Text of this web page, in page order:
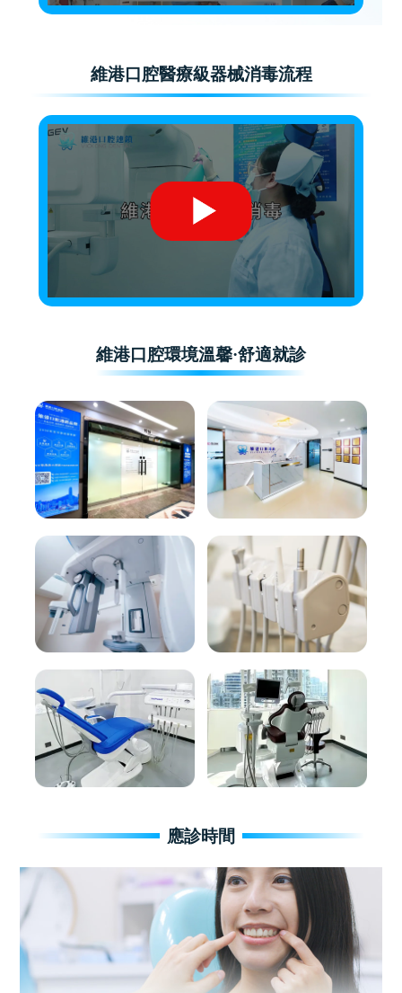
維港口腔醫療級器械消毒流程
維港口腔環境溫馨·舒適就診
應診時間